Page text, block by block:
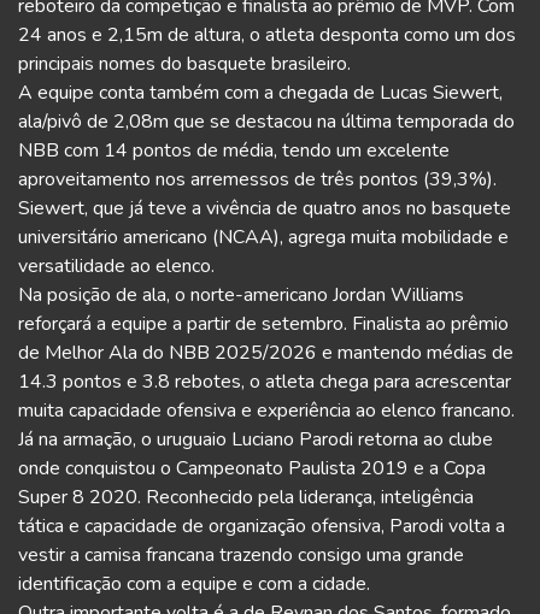
reboteiro da competição e finalista ao prêmio de MVP. Com
24 anos e 2,15m de altura, o atleta desponta como um dos
principais nomes do basquete brasileiro.
A equipe conta também com a chegada de Lucas Siewert,
ala/pivô de 2,08m que se destacou na última temporada do
NBB com 14 pontos de média, tendo um excelente
aproveitamento nos arremessos de três pontos (39,3%).
Siewert, que já teve a vivência de quatro anos no basquete
universitário americano (NCAA), agrega muita mobilidade e
versatilidade ao elenco.
Na posição de ala, o norte-americano Jordan Williams
reforçará a equipe a partir de setembro. Finalista ao prêmio
de Melhor Ala do NBB 2025/2026 e mantendo médias de
14.3 pontos e 3.8 rebotes, o atleta chega para acrescentar
muita capacidade ofensiva e experiência ao elenco francano.
Já na armação, o uruguaio Luciano Parodi retorna ao clube
onde conquistou o Campeonato Paulista 2019 e a Copa
Super 8 2020. Reconhecido pela liderança, inteligência
tática e capacidade de organização ofensiva, Parodi volta a
vestir a camisa francana trazendo consigo uma grande
identificação com a equipe e com a cidade.